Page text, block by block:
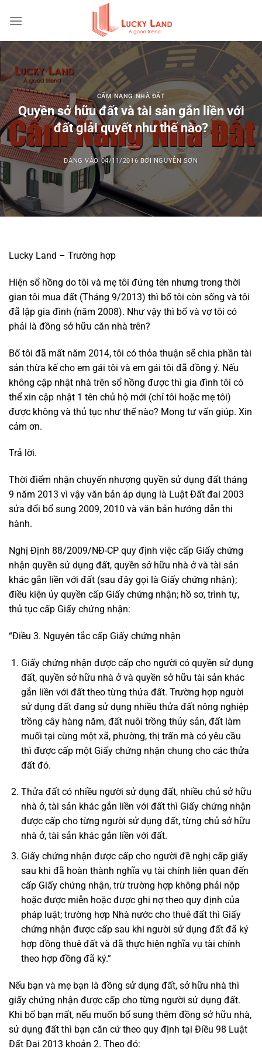
qua
dung
CẨM NANG NHÀ ĐẤT
Quyền sở hữu đất và tài sản gắn liền với
đất giải quyết như thế nào?
ĐĂNG VÀO 04/11/2016 BỞI NGUYỄN SƠN
Lucky Land – Trường hợp
Hiện sổ hồng do tôi và mẹ tôi đứng tên nhưng trong thời
gian tôi mua đất (Tháng 9/2013) thì bố tôi còn sống và tôi
đã lập gia đình (năm 2008). Như vậy thì bố và vợ tôi có
phải là đồng sở hữu căn nhà trên?
Bố tôi đã mất năm 2014, tôi có thỏa thuận sẽ chia phần tài
sản thừa kế cho em gái tôi và em gái tôi đã đồng ý. Nếu
không cập nhật nhà trên sổ hồng được thì gia đình tôi có
thể xin cập nhật 1 tên chủ hộ mới (chỉ tôi hoặc mẹ tôi)
được không và thủ tục như thế nào? Mong tư vấn giúp. Xin
cảm ơn.
Trả lời.
Thời điểm nhận chuyển nhượng quyền sử dụng đất tháng
9 năm 2013 vì vậy văn bản áp dụng là Luật Đất đai 2003
sửa đổi bổ sung 2009, 2010 và văn bản hướng dẫn thi
hành.
Nghị Định 88/2009/NĐ-CP quy định việc cấp Giấy chứng
nhận quyền sử dụng đất, quyền sở hữu nhà ở và tài sản
khác gắn liền với đất (sau đây gọi là Giấy chứng nhận);
điều kiện ủy quyền cấp Giấy chứng nhận; hồ sơ, trình tự,
thủ tục cấp Giấy chứng nhận:
“Điều 3. Nguyên tắc cấp Giấy chứng nhận
Giấy chứng nhận được cấp cho người có quyền sử dụng
đất, quyền sở hữu nhà ở và quyền sở hữu tài sản khác
gắn liền với đất theo từng thửa đất. Trường hợp người
sử dụng đất đang sử dụng nhiều thửa đất nông nghiệp
trồng cây hàng năm, đất nuôi trồng thủy sản, đất làm
muối tại cùng một xã, phường, thị trấn mà có yêu cầu
thì được cấp một Giấy chứng nhận chung cho các thửa
đất đó.
Thửa đất có nhiều người sử dụng đất, nhiều chủ sở hữu
nhà ở, tài sản khác gắn liền với đất thì Giấy chứng nhận
được cấp cho từng người sử dụng đất, từng chủ sở hữu
nhà ở, tài sản khác gắn liền với đất.
Giấy chứng nhận được cấp cho người đề nghị cấp giấy
sau khi đã hoàn thành nghĩa vụ tài chính liên quan đến
cấp Giấy chứng nhận, trừ trường hợp không phải nộp
hoặc được miễn hoặc được ghi nợ theo quy định của
pháp luật; trường hợp Nhà nước cho thuê đất thì Giấy
chứng nhận được cấp sau khi người sử dụng đất đã ký
hợp đồng thuê đất và đã thực hiện nghĩa vụ tài chính
theo hợp đồng đã ký.”
Nếu bạn và mẹ bạn là đồng sử dụng đất, sở hữu nhà thì
giấy chứng nhận được cấp cho từng người sử dụng đất.
Khi bố bạn mất, nếu muốn bổ sung thêm đồng sở hữu nhà,
sử dụng đất thì bạn căn cứ theo quy định tại Điều 98 Luật
Đất Đai 2013 khoản 2. Theo đó: